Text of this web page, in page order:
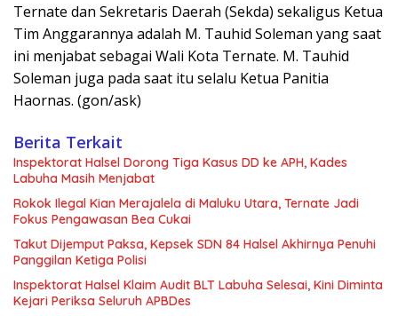
Ternate dan Sekretaris Daerah (Sekda) sekaligus Ketua
Tim Anggarannya adalah M. Tauhid Soleman yang saat
ini menjabat sebagai Wali Kota Ternate. M. Tauhid
Soleman juga pada saat itu selalu Ketua Panitia
Haornas. (gon/ask)
Berita Terkait
Inspektorat Halsel Dorong Tiga Kasus DD ke APH, Kades
Labuha Masih Menjabat
Rokok Ilegal Kian Merajalela di Maluku Utara, Ternate Jadi
Fokus Pengawasan Bea Cukai
Takut Dijemput Paksa, Kepsek SDN 84 Halsel Akhirnya Penuhi
Panggilan Ketiga Polisi
Inspektorat Halsel Klaim Audit BLT Labuha Selesai, Kini Diminta
Kejari Periksa Seluruh APBDes